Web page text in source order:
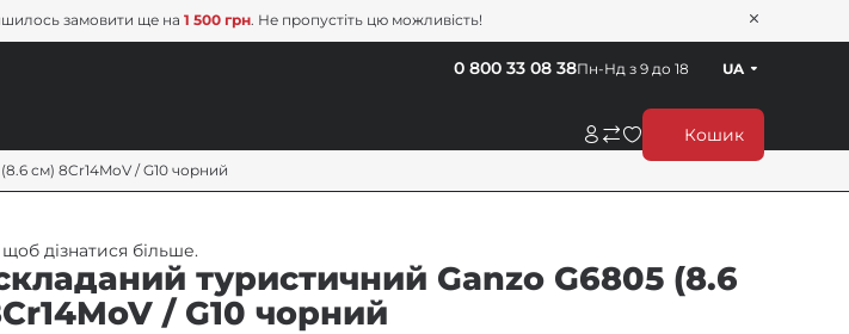
замовити ще на 1 500 грн. Не пропустіть цю можливість!
Кошик
Пн-Нд з 9 до 18
0 800 33 08 38 UA
см) 8Cr14MoV / G10 чорний
дізнатися більше.
туристичний Ganzo G6805 (8.6
/ G10 чорний